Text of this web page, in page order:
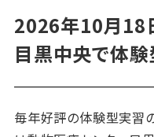
2026年10月18
目黒中央で体験
毎年好評の体験型実習